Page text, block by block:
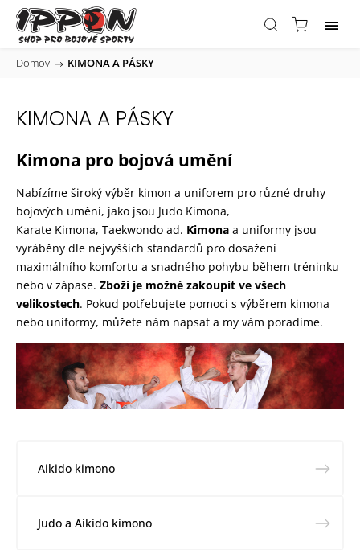
Domov / KIMONA A PÁSKY
KIMONA A PÁSKY
Kimona pro bojová umění
Nabízíme široký výběr kimon a uniforem pro různé druhy
bojových umění, jako jsou Judo Kimona,
Karate Kimona, Taekwondo ad. Kimona a uniformy jsou
vyráběny dle nejvyšších standardů pro dosažení
maximálního komfortu a snadného pohybu během tréninku
nebo v zápase. Zboží je možné zakoupit ve všech
velikostech. Pokud potřebujete pomoci s výběrem kimona
nebo uniformy, můžete nám napsat a my vám poradíme.
Aikido kimono
Judo a Aikido kimono